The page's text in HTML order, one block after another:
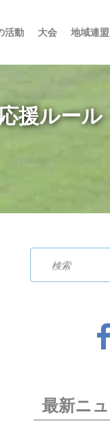
活動 大会 地域連盟
援ルール
最新ニ